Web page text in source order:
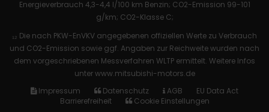
Energieverbrauch 4,3-4,4 l/100 km Benzin; CO2-Emission 99-101
g/km; CO2-Klasse C;
₁₂ Die nach PKW-EnVKV angegebenen offiziellen Werte zu Verbrauch
und CO2-Emission sowie ggf. Angaben zur Reichweite wurden nach
dem vorgeschriebenen Messverfahren WLTP ermittelt. Weitere Infos
unter www.mitsubishi-motors.de
Impressum
Datenschutz AGB
EU Data Act
Barrierefreiheit
Cookie Einstellungen